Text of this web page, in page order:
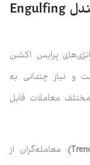
چه نوع استراتژی معاملاتی با کندل Engulfing
پرایس اکشن
و نیاز چندانی به
مختلف معاملات قابل
: معامله‌گران از